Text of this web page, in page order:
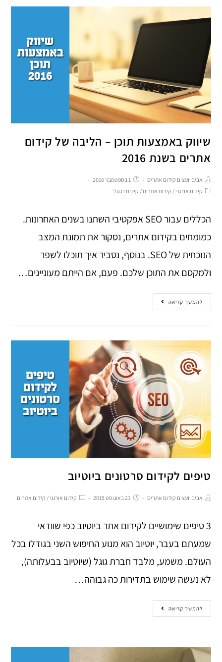
שיווק באמצעות תוכן – הליבה של קידום
אתרים בשנת 2016
אביב יועצים קידום אתרים
1 בספטמבר 2016
קידום אורגני / קידום אתרים / קידום בגוגל
הכללים עבור SEO אפקטיבי השתנו בשנים האחרונות.
כמומחים בקידום אתרים, נסקור את תמונת המצב
הנוכחית של SEO. בנוסף, נסביר איך תוכלו לשפר
ולמקסם את התוכן שלכם. פעם, אם הייתם מעוניינים…
להמשך קריאה
טיפים לקידום סרטונים ביוטיוב
אביב יועצים קידום אתרים 23 באוגוסט 2015 קידום אורגני / קידום אתרים
3 טיפים שימושיים לקידום אתר ביוטיוב כפי שוודאי
שמעתם בעבר, יוטיוב הוא מנוע החיפוש השני בגודלו בכל
העולם. משמע, מלבד חברת גוגל (שיוטיוב בבעלותה),
לא נעשה שימוש בתדירות כה גבוהה…
להמשך קריאה